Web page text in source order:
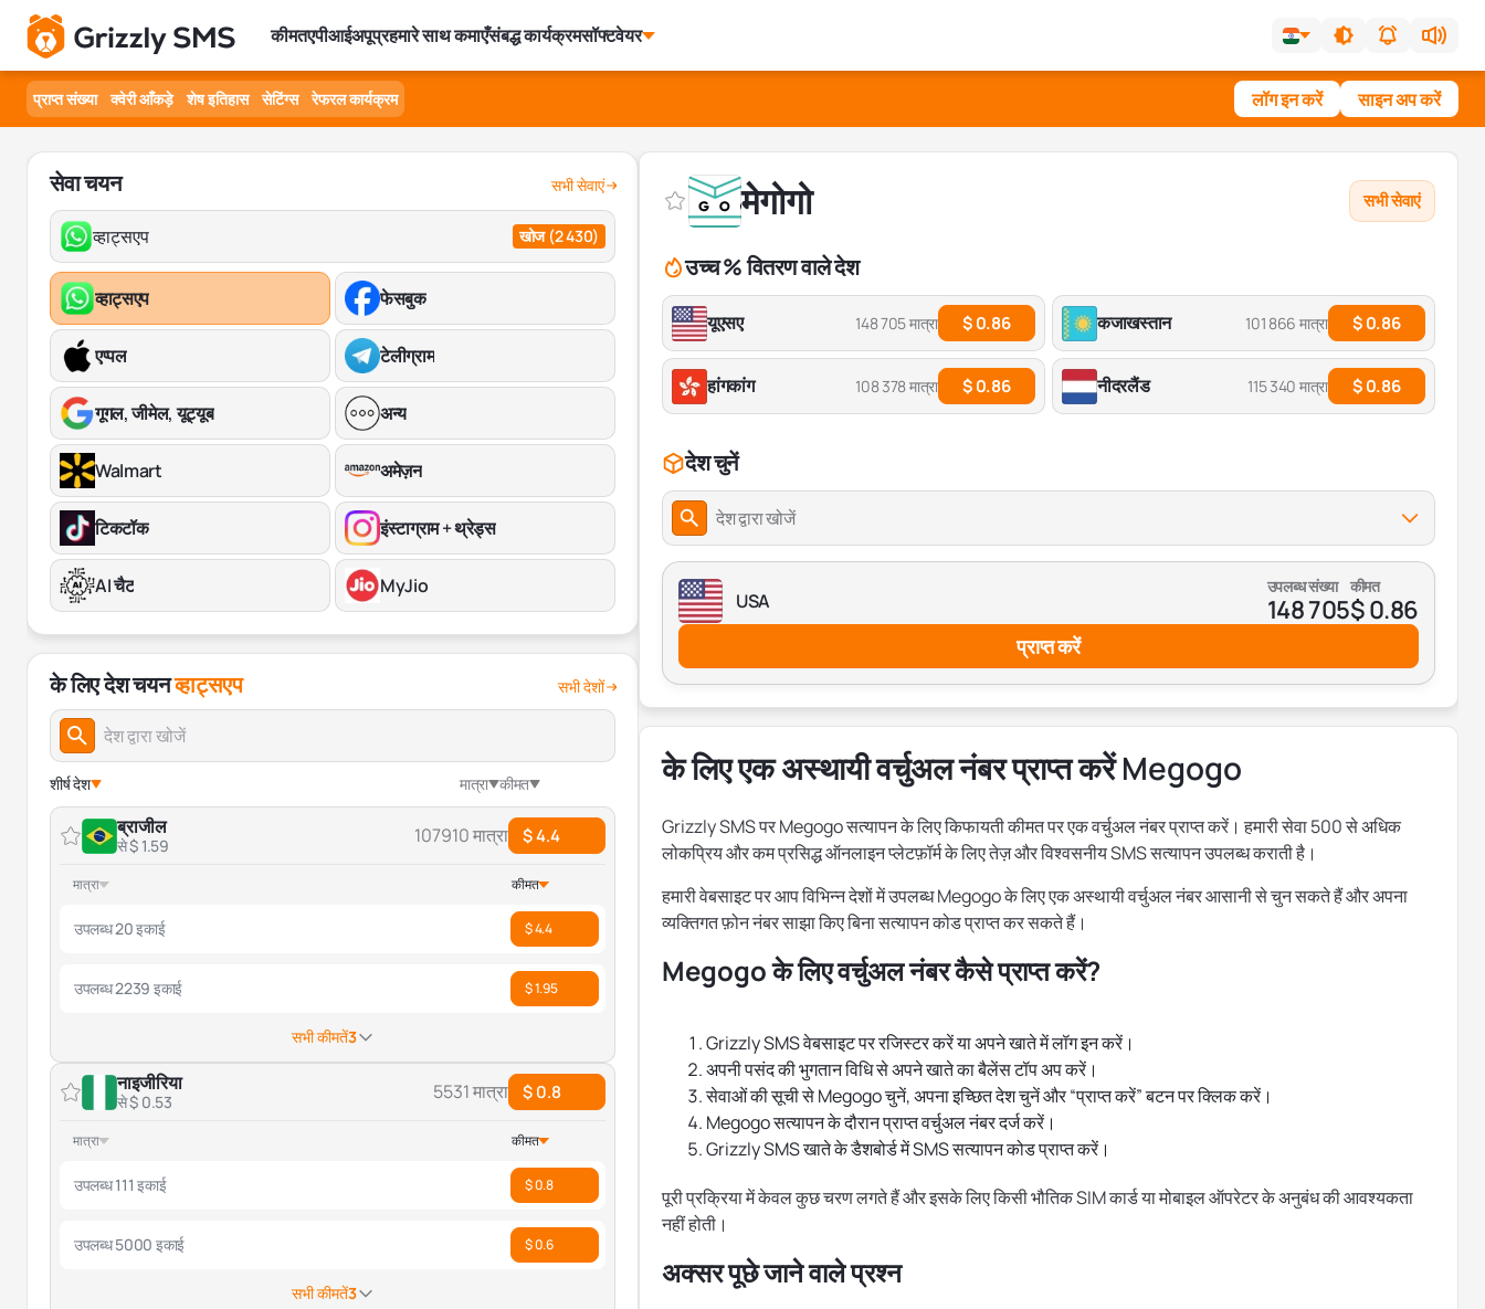
कीमतएपीआईअपूप्रहमारे साथ कमाएँसंबद्ध कार्यक्रमसॉफ्टवेयर
प्राप्त संख्या क्वेरी आँकड़े शेष इतिहास सेटिंग्स रेफरल कार्यक्रम लॉग इन करें साइन अप करें
सेवा चयन सभी सेवाएं
व्हाट्सएप खोज (2 430)
व्हाट्सएप फेसबुक
एप्पल टेलीग्राम
गूगल, जीमेल, यूट्यूब अन्य
Walmart अमेज़न
टिकटॉक इंस्टाग्राम + थ्रेड्स
AI चैट MyJio
के लिए देश चयनव्हाट्सएप सभी देशों
शीर्ष देश मात्रा कीमत
ब्राजील
से $ 1.59 107910 मात्रा $ 4.4
मात्रा कीमत
उपलब्ध 20 इकाई $ 4.4
उपलब्ध 2239 इकाई $ 1.95
सभी कीमतें3
नाइजीरिया
से $ 0.53 5531 मात्रा $ 0.8
मात्रा कीमत
उपलब्ध 111 इकाई $ 0.8
उपलब्ध 5000 इकाई $ 0.6
सभी कीमतें3
मेगोगो सभी सेवाएं
उच्च % वितरण वाले देश
यूएसए 148 705 मात्रा $ 0.86 कजाखस्तान 101 866 मात्रा $ 0.86
हांगकांग 108 378 मात्रा $ 0.86 नीदरलैंड 115 340 मात्रा $ 0.86
देश चुनें
देश द्वारा खोजें
USA
उपलब्ध संख्या
148 705
कीमत
$ 0.86
प्राप्त करें
के लिए एक अस्थायी वर्चुअल नंबर प्राप्त करें Megogo
Grizzly SMS पर Megogo सत्यापन के लिए किफायती कीमत पर एक वर्चुअल नंबर प्राप्त करें। हमारी सेवा 500 से अधिक
लोकप्रिय और कम प्रसिद्ध ऑनलाइन प्लेटफ़ॉर्म के लिए तेज़ और विश्वसनीय SMS सत्यापन उपलब्ध कराती है।
हमारी वेबसाइट पर आप विभिन्न देशों में उपलब्ध Megogo के लिए एक अस्थायी वर्चुअल नंबर आसानी से चुन सकते हैं और अपना
व्यक्तिगत फ़ोन नंबर साझा किए बिना सत्यापन कोड प्राप्त कर सकते हैं।
Megogo के लिए वर्चुअल नंबर कैसे प्राप्त करें?
Grizzly SMS वेबसाइट पर रजिस्टर करें या अपने खाते में लॉग इन करें।
अपनी पसंद की भुगतान विधि से अपने खाते का बैलेंस टॉप अप करें।
सेवाओं की सूची से Megogo चुनें, अपना इच्छित देश चुनें और “प्राप्त करें” बटन पर क्लिक करें।
Megogo सत्यापन के दौरान प्राप्त वर्चुअल नंबर दर्ज करें।
Grizzly SMS खाते के डैशबोर्ड में SMS सत्यापन कोड प्राप्त करें।
पूरी प्रक्रिया में केवल कुछ चरण लगते हैं और इसके लिए किसी भौतिक SIM कार्ड या मोबाइल ऑपरेटर के अनुबंध की आवश्यकता
नहीं होती।
अक्सर पूछे जाने वाले प्रश्न